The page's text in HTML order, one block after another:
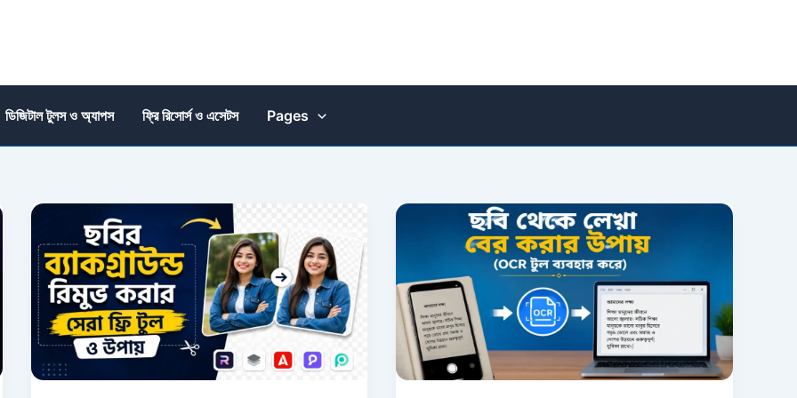
ডিজিটাল টুলস ও অ্যাপস ফ্রি রিসোর্স ও এসেটস Pages